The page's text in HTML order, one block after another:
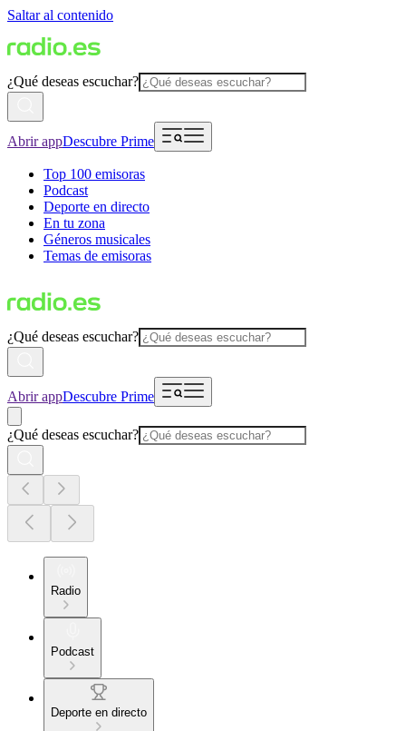
Saltar al contenido
¿Qué deseas escuchar?
Abrir appDescubre Prime
Top 100 emisoras
Podcast
Deporte en directo
En tu zona
Géneros musicales
Temas de emisoras
¿Qué deseas escuchar?
Abrir appDescubre Prime
¿Qué deseas escuchar?
Radio
Podcast
Deporte en directo